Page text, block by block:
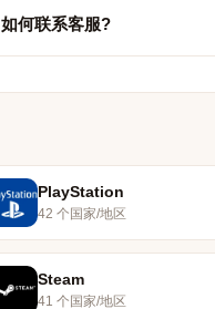
如何联系客服?
PlayStation
42 个国家/地区
Steam
41 个国家/地区